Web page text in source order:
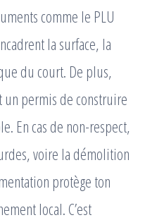
comme le PLU
la surface, la
du court. De plus,
un permis de construire
En cas de non-respect,
voire la démolition
protège ton
local. C’est